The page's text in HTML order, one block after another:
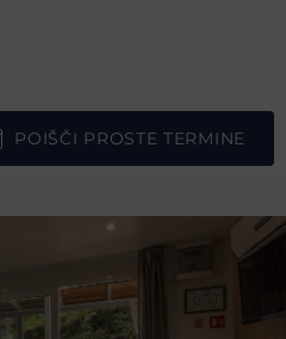
POIŠČI PROSTE TERMINE